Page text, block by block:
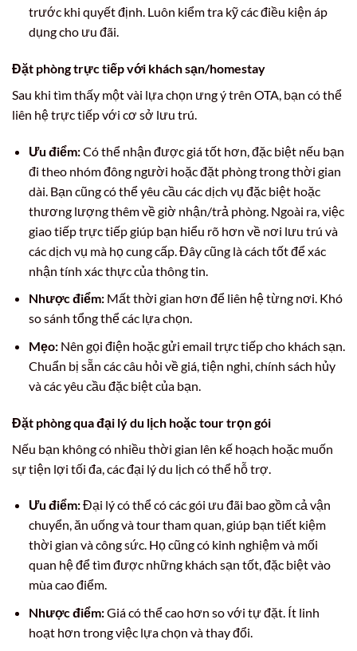
trước khi quyết định. Luôn kiểm tra kỹ các điều kiện áp
dụng cho ưu đãi.
Đặt phòng trực tiếp với khách sạn/homestay
Sau khi tìm thấy một vài lựa chọn ưng ý trên OTA, bạn có thể
liên hệ trực tiếp với cơ sở lưu trú.
Ưu điểm:Có thể nhận được giá tốt hơn, đặc biệt nếu bạn
đi theo nhóm đông người hoặc đặt phòng trong thời gian
dài. Bạn cũng có thể yêu cầu các dịch vụ đặc biệt hoặc
thương lượng thêm về giờ nhận/trả phòng. Ngoài ra, việc
giao tiếp trực tiếp giúp bạn hiểu rõ hơn về nơi lưu trú và
các dịch vụ mà họ cung cấp. Đây cũng là cách tốt để xác
nhận tính xác thực của thông tin.
Nhược điểm:Mất thời gian hơn để liên hệ từng nơi. Khó
so sánh tổng thể các lựa chọn.
Mẹo:Nên gọi điện hoặc gửi email trực tiếp cho khách sạn.
Chuẩn bị sẵn các câu hỏi về giá, tiện nghi, chính sách hủy
và các yêu cầu đặc biệt của bạn.
Đặt phòng qua đại lý du lịch hoặc tour trọn gói
Nếu bạn không có nhiều thời gian lên kế hoạch hoặc muốn
sự tiện lợi tối đa, các đại lý du lịch có thể hỗ trợ.
Ưu điểm:Đại lý có thể có các gói ưu đãi bao gồm cả vận
chuyển, ăn uống và tour tham quan, giúp bạn tiết kiệm
thời gian và công sức. Họ cũng có kinh nghiệm và mối
quan hệ để tìm được những khách sạn tốt, đặc biệt vào
mùa cao điểm.
Nhược điểm:Giá có thể cao hơn so với tự đặt. Ít linh
hoạt hơn trong việc lựa chọn và thay đổi.